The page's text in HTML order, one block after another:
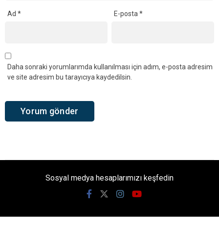
Ad * E-posta*
Daha sonraki yorumlarımda kullanılması için adım, e-posta adresim
ve site adresim bu tarayıcıya kaydedilsin.
Sosyal medya hesaplarımızı keşfedin